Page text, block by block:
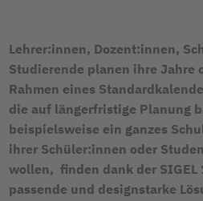
Lehrer:innen, Dozent:innen,
Studierende planen ihre Jahre
Rahmen eines
die auf längerfristige Planung
beispielsweise ein ganzes
ihrer Schüler:innen oder
wollen, finden dank der SIGEL
passende und designstarke